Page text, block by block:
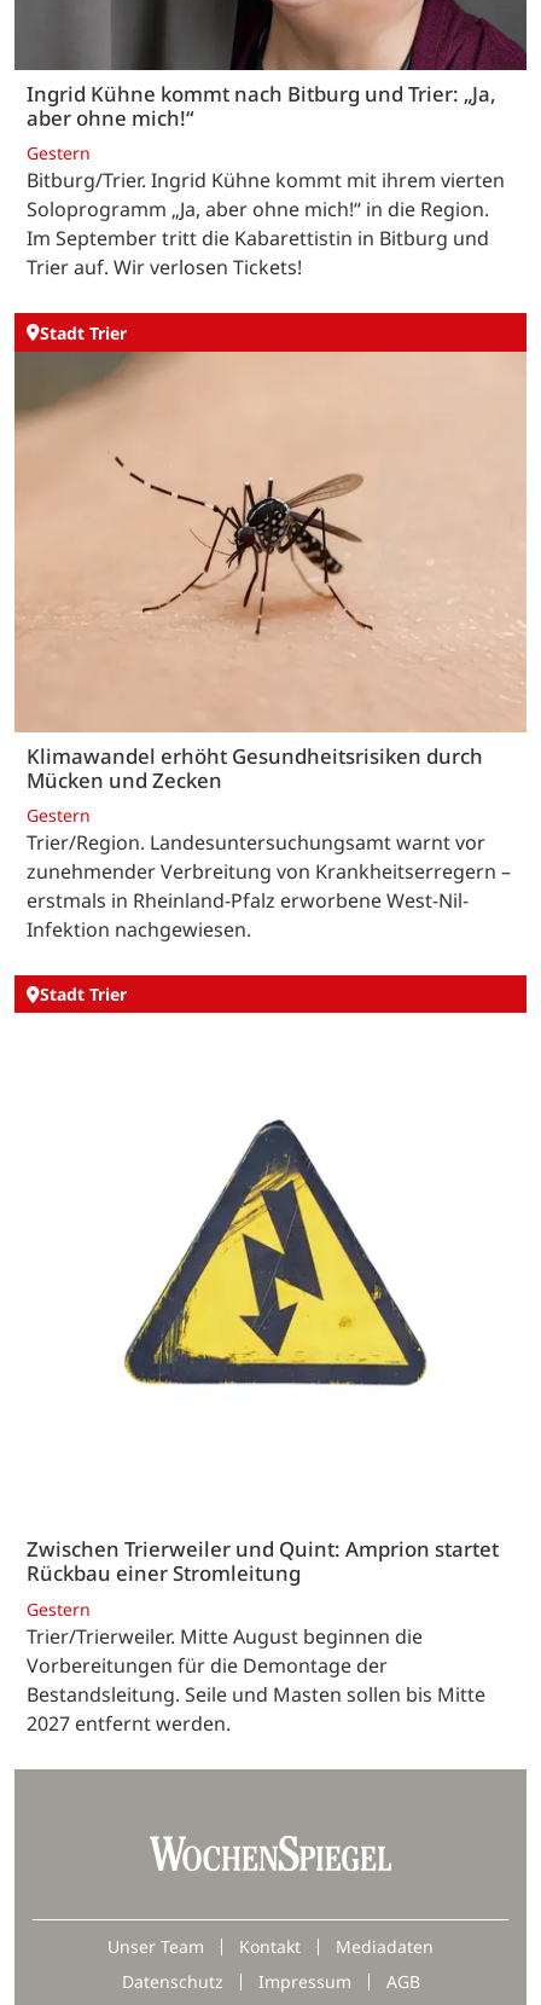
Ingrid Kühne kommt nach Bitburg und Trier: „Ja,
aber ohne mich!“
Gestern
Bitburg/Trier. Ingrid Kühne kommt mit ihrem vierten
Soloprogramm „Ja, aber ohne mich!“ in die Region.
Im September tritt die Kabarettistin in Bitburg und
Trier auf. Wir verlosen Tickets!
Stadt Trier
Klimawandel erhöht Gesundheitsrisiken durch
Mücken und Zecken
Gestern
Trier/Region. Landesuntersuchungsamt warnt vor
zunehmender Verbreitung von Krankheitserregern –
erstmals in Rheinland-Pfalz erworbene West-Nil-
Infektion nachgewiesen.
Stadt Trier
Zwischen Trierweiler und Quint: Amprion startet
Rückbau einer Stromleitung
Gestern
Trier/Trierweiler. Mitte August beginnen die
Vorbereitungen für die Demontage der
Bestandsleitung. Seile und Masten sollen bis Mitte
2027 entfernt werden.
Unser Team Kontakt
Mediadaten
Datenschutz
Impressum
AGB